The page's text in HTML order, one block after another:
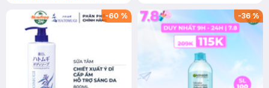
(SL có hạn)
-60 % -36%